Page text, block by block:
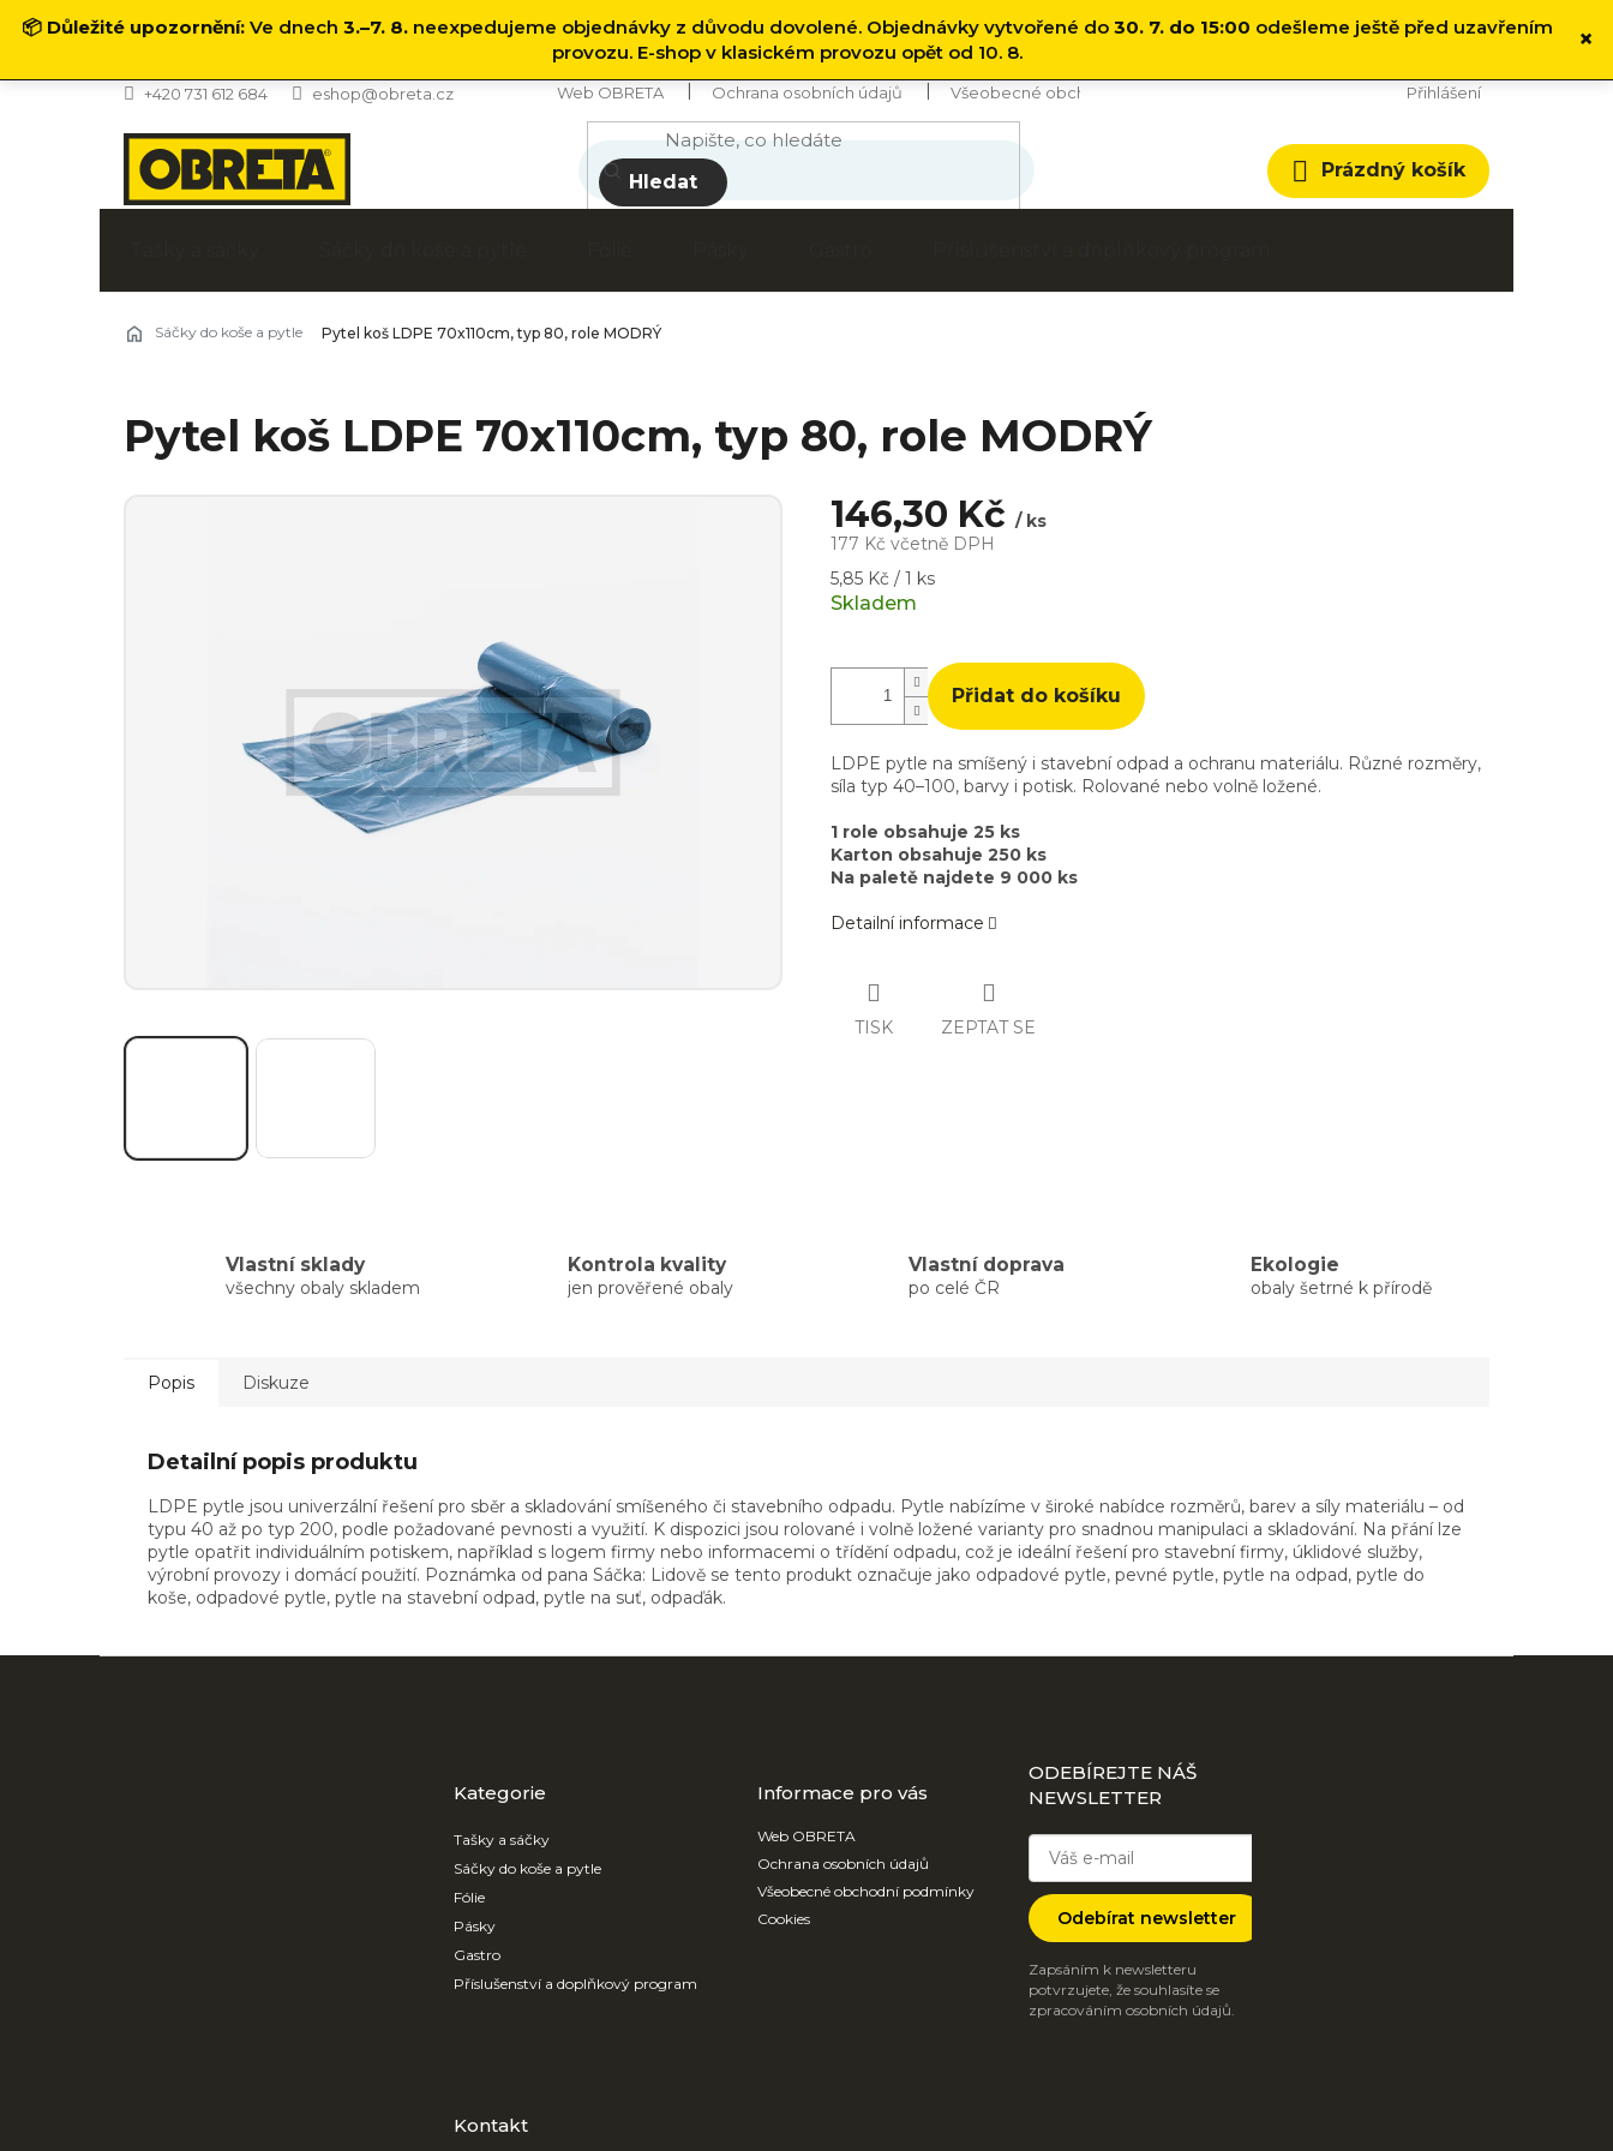
📦 Důležité upozornění: Ve dnech 3.–7. 8. neexpedujeme objednávky z důvodu dovolené. Objednávky vytvořené do 30. 7. do 15:00 odešleme ještě před uzavřením
provozu. E-shop v klasickém provozu opět od 10. 8.
×
Přejít
+420 731 612 684 eshop@obreta.cz Web OBRETA Ochrana osobních údajů Všeobecné obchodní podmínky Přihlášení
Hledat
Nákupní
košík
Prázdný košík
Sáčky do koše a pytle Pytel koš LDPE 70x110cm, typ 80, role MODRÝ
Pytel koš LDPE 70x110cm, typ 80, role MODRÝ
146,30 Kč / ks
177 Kč včetně DPH
Měrná
cena:
5,85 Kč / 1 ks
Skladem
Přidat do košíku
LDPE pytle na smíšený i stavební odpad a ochranu materiálu. Různé rozměry,
síla typ 40–100, barvy i potisk. Rolované nebo volně ložené.
1 role obsahuje 25 ks
Karton obsahuje 250 ks
Na paletě najdete 9 000 ks
Detailní informace
TISK ZEPTAT SE
Vlastní sklady
všechny obaly skladem
Kontrola kvality
jen prověřené obaly
Vlastní doprava
po celé ČR
Ekologie
obaly šetrné k přírodě
Popis Diskuze
Detailní popis produktu
LDPE pytle jsou univerzální řešení pro sběr a skladování smíšeného či stavebního odpadu. Pytle nabízíme v široké nabídce rozměrů, barev a síly materiálu – od
typu 40 až po typ 200, podle požadované pevnosti a využití. K dispozici jsou rolované i volně ložené varianty pro snadnou manipulaci a skladování. Na přání lze
pytle opatřit individuálním potiskem, například s logem firmy nebo informacemi o třídění odpadu, což je ideální řešení pro stavební firmy, úklidové služby,
výrobní provozy i domácí použití. Poznámka od pana Sáčka: Lidově se tento produkt označuje jako odpadové pytle, pevné pytle, pytle na odpad, pytle do
koše, odpadové pytle, pytle na stavební odpad, pytle na suť, odpaďák.
kategorie
Kategorie
Tašky a sáčky
Sáčky do koše a pytle
Fólie
Pásky
Gastro
Příslušenství a doplňkový program
Informace pro vás
Web OBRETA
Ochrana osobních údajů
Všeobecné obchodní podmínky
Cookies
ODEBÍREJTE NÁŠ
NEWSLETTER
Odebírat newsletter
Zapsáním k newsletteru
potvrzujete, že souhlasíte se
zpracováním osobních údajů.
Kontakt